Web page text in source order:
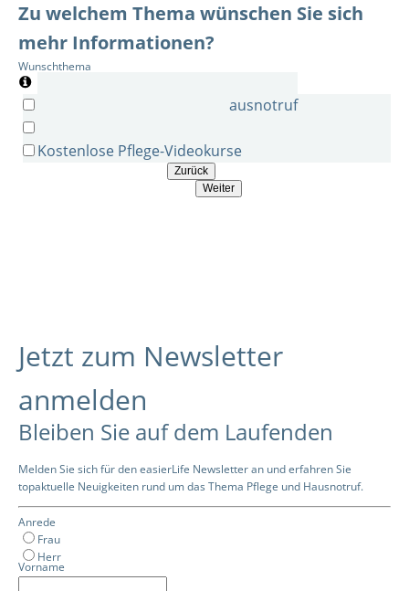
Zu welchem Thema wünschen Sie sich
mehr Informationen?
Wunschthema
Kostenlose Beratung zum Hausnotruf
Kostenlose Pflege-Videokurse
Zurück
Weiter
Jetzt zum Newsletter
anmelden
Bleiben Sie auf dem Laufenden
Melden Sie sich für den easierLife Newsletter an und erfahren Sie
topaktuelle Neuigkeiten rund um das Thema Pflege und Hausnotruf.
Anrede
Frau
Herr
Vorname